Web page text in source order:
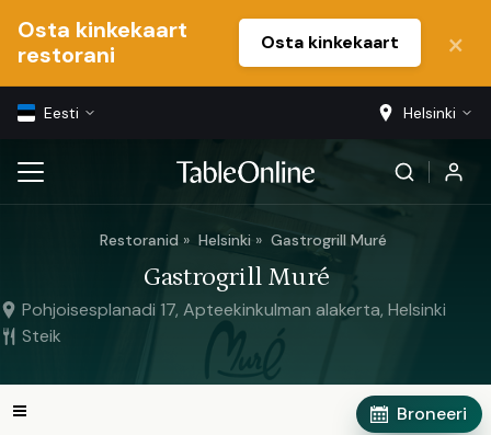
Osta kinkekaart
restorani
Osta kinkekaart
Eesti Helsinki
Restoranid Helsinki Gastrogrill Muré
Gastrogrill Muré
Pohjoisesplanadi 17, Apteekinkulman alakerta, Helsinki
Steik
Broneeri